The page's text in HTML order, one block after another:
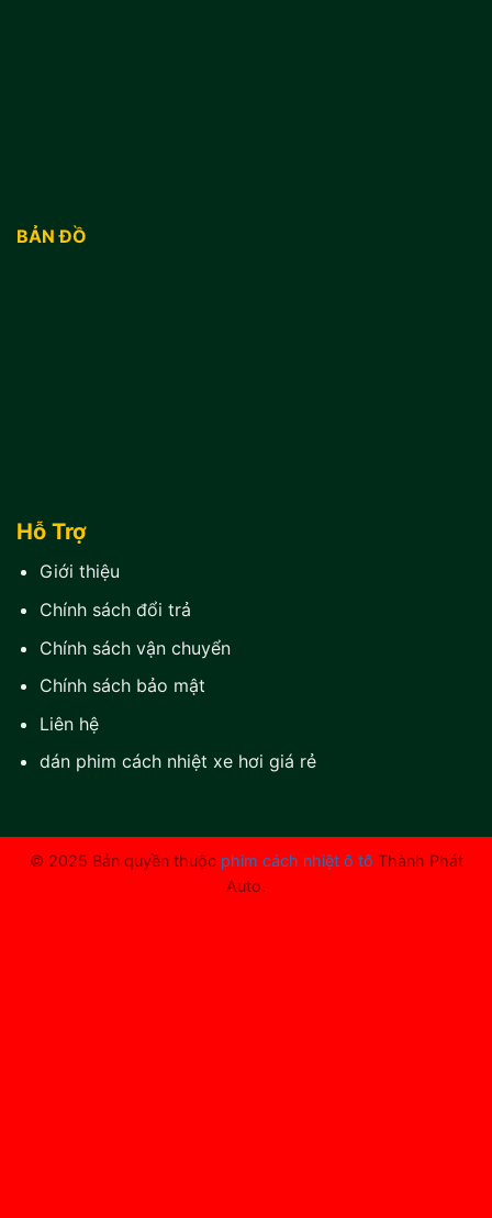
BẢN ĐỒ
Hỗ Trợ
Giới thiệu
Chính sách đổi trả
Chính sách vận chuyển
Chính sách bảo mật
Liên hệ
dán phim cách nhiệt xe hơi giá rẻ
© 2025 Bản quyền thuộc phim cách nhiệt ô tô Thành Phát
Auto.